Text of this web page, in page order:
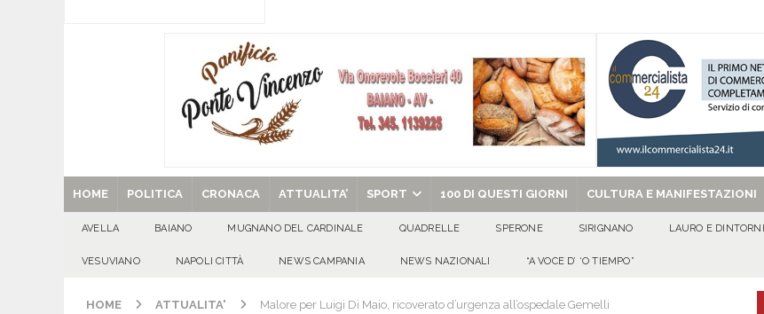
[ 06/08/2026 ] VALLESACCARDA, torna CumVivere: la tavola come simbolo di condivisione, armonia e bellezza.
E MANIFESTAZIONI
[ 29/08/2025 ] SANT’Oggi. Venerdì 29 agosto la chiesa celebra il Martirio di san Giovanni Battista e santa Sabina EVIDENZA
HOME POLITICA CRONACA ATTUALITA’ SPORT 100 DI QUESTI GIORNI CULTURA E MANIFESTAZIONI
AVELLA BAIANO MUGNANO DEL CARDINALE QUADRELLE SPERONE SIRIGNANO LAURO E DINTORNI
VESUVIANO NAPOLI CITTÀ NEWS CAMPANIA NEWS NAZIONALI “A VOCE D’ ‘O TIEMPO”
HOME ATTUALITA' Malore per Luigi Di Maio, ricoverato d’urgenza all’ospedale Gemelli